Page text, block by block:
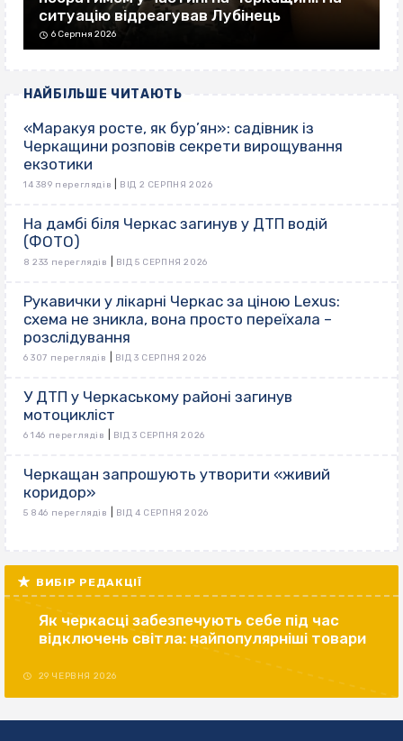
ситуацію відреагував Лубінець
6 Серпня 2026
НАЙБІЛЬШЕ ЧИТАЮТЬ
«Маракуя росте, як бур’ян»: садівник із
Черкащини розповів секрети вирощування
екзотики
14 389 переглядів ВІД 2 СЕРПНЯ 2026
На дамбі біля Черкас загинув у ДТП водій
(ФОТО)
8 233 переглядів ВІД 5 СЕРПНЯ 2026
Рукавички у лікарні Черкас за ціною Lexus:
схема не зникла, вона просто переїхала –
розслідування
6 307 переглядів ВІД 3 СЕРПНЯ 2026
У ДТП у Черкаському районі загинув
мотоцикліст
6 146 переглядів ВІД 3 СЕРПНЯ 2026
Черкащан запрошують утворити «живий
коридор»
5 846 переглядів ВІД 4 СЕРПНЯ 2026
ВИБІР РЕДАКЦІЇ
Як черкасці забезпечують себе під час
відключень світла: найпопулярніші товари
29 ЧЕРВНЯ 2026